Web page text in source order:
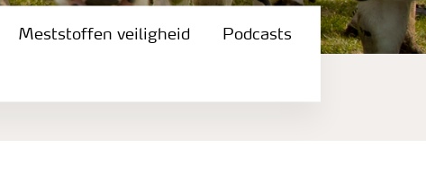
Meststoffen veiligheid Podcasts